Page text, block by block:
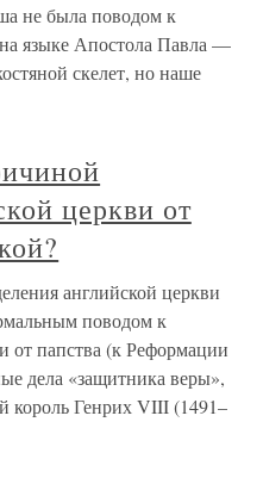
не была поводом к
языке Апостола Павла —
скелет, но наше
церкви от
английской церкви
поводом к
от папства (к Реформации
дела «защитника веры»,
король Генрих VIII (1491–